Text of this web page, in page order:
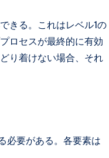
きる。これはレベル1の
ロセスが最終的に有効
り着けない場合、それ
必要がある。各要素は